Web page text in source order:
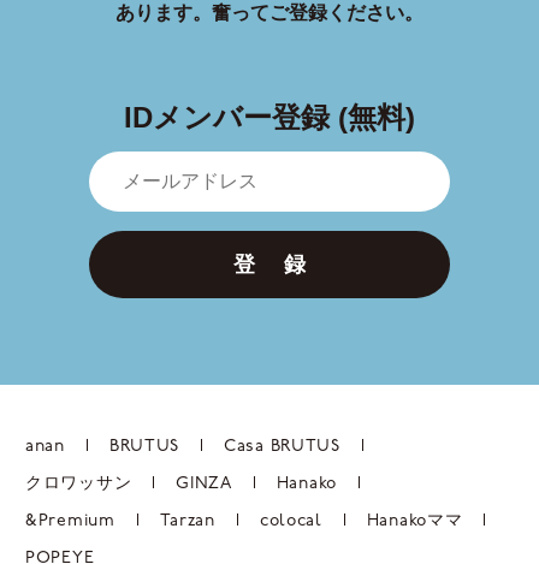
あります。 奮ってご登録ください。
IDメンバー登録 (無料)
登 録
anan BRUTUS Casa BRUTUS
クロワッサン GINZA Hanako
&Premium Tarzan colocal Hanakoママ
POPEYE